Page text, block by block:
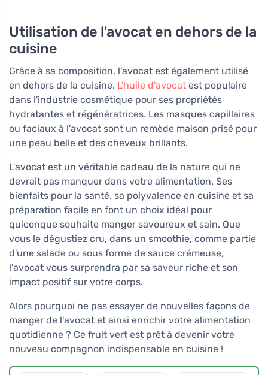
Utilisation de l'avocat en dehors de la
cuisine
Grâce à sa composition, l'avocat est également utilisé
en dehors de la cuisine. L'huile d'avocat est populaire
dans l'industrie cosmétique pour ses propriétés
hydratantes et régénératrices. Les masques capillaires
ou faciaux à l'avocat sont un remède maison prisé pour
une peau belle et des cheveux brillants.
L'avocat est un véritable cadeau de la nature qui ne
devrait pas manquer dans votre alimentation. Ses
bienfaits pour la santé, sa polyvalence en cuisine et sa
préparation facile en font un choix idéal pour
quiconque souhaite manger savoureux et sain. Que
vous le dégustiez cru, dans un smoothie, comme partie
d'une salade ou sous forme de sauce crémeuse,
l'avocat vous surprendra par sa saveur riche et son
impact positif sur votre corps.
Alors pourquoi ne pas essayer de nouvelles façons de
manger de l'avocat et ainsi enrichir votre alimentation
quotidienne ? Ce fruit vert est prêt à devenir votre
nouveau compagnon indispensable en cuisine !